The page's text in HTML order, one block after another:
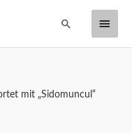
Suchen
mit „Sidomuncul“